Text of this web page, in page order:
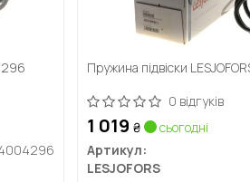
Пружина підвіски
0 відгуків
1 019₴
сьогодні
Артикул:
LESJOFORS